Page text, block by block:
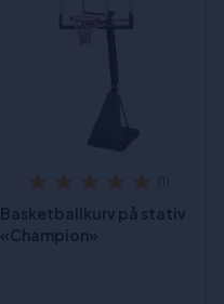
Basketballkurv på stativ
«Champion»